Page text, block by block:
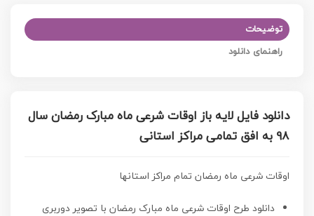
توضیحات
راهنمای دانلود
دانلود فایل لایه باز اوقات شرعی ماه مبارک رمضان سال
98 به افق تمامی مراکز استانی
اوقات شرعی ماه رمضان تمام مراکز استانها
دانلود طرح اوقات شرعی ماه مبارک رمضان با تصویر دوربری